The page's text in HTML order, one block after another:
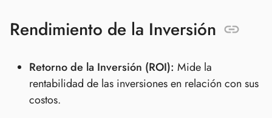
Rendimiento de la Inversión
Retorno de la Inversión (ROI): Mide la
rentabilidad de las inversiones en relación con sus
costos.